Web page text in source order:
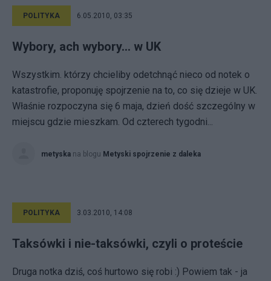
POLITYKA 6.05.2010, 03:35
Wybory, ach wybory... w UK
Wszystkim. którzy chcieliby odetchnąć nieco od notek o
katastrofie, proponuję spojrzenie na to, co się dzieje w UK.
Właśnie rozpoczyna się 6 maja, dzień dość szczególny w
miejscu gdzie mieszkam. Od czterech tygodni...
metyska na blogu Metyski spojrzenie z daleka
POLITYKA 3.03.2010, 14:08
Taksówki i nie-taksówki, czyli o proteście
Druga notka dziś, coś hurtowo się robi :) Powiem tak - ja